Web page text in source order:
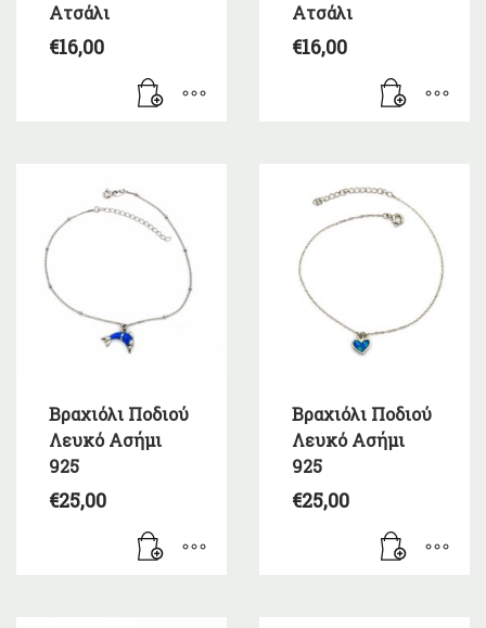
Ατσάλι
€16,00
Ατσάλι
€16,00
Βραχιόλι Ποδιού
Λευκό Ασήμι
925
€25,00
Βραχιόλι Ποδιού
Λευκό Ασήμι
925
€25,00